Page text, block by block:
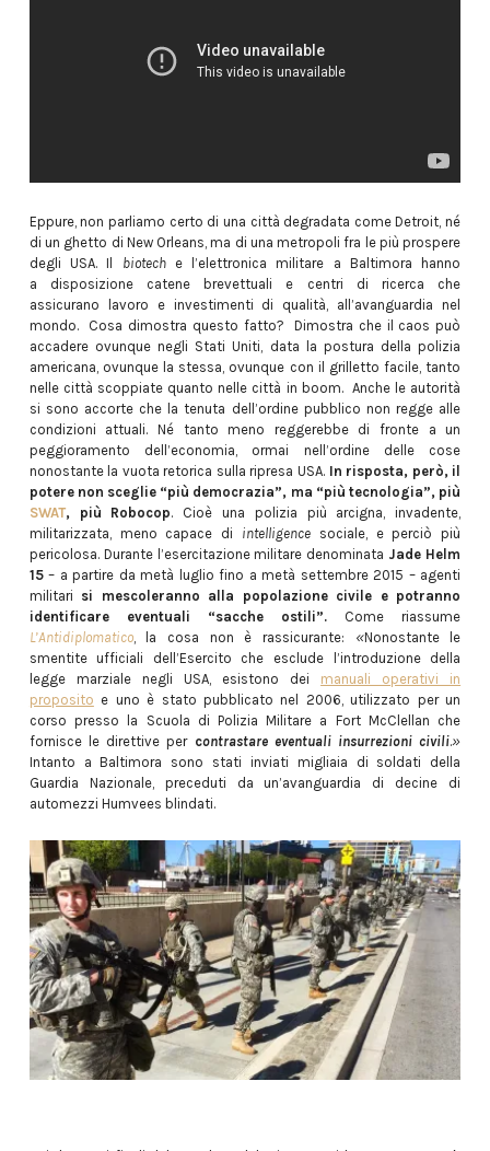
Eppure, non parliamo certo di una città degradata come Detroit, né
di un ghetto di New Orleans, ma di una metropoli fra le più prospere
degli USA. Il biotech e l’elettronica militare a Baltimora hanno
a disposizione catene brevettuali e centri di ricerca che
assicurano lavoro e investimenti di qualità, all’avanguardia nel
mondo. Cosa dimostra questo fatto? Dimostra che il caos può
accadere ovunque negli Stati Uniti, data la postura della polizia
americana, ovunque la stessa, ovunque con il grilletto facile, tanto
nelle città scoppiate quanto nelle città in boom. Anche le autorità
si sono accorte che la tenuta dell’ordine pubblico non regge alle
condizioni attuali. Né tanto meno reggerebbe di fronte a un
peggioramento dell’economia, ormai nell’ordine delle cose
nonostante la vuota retorica sulla ripresa USA. In risposta, però, il
potere non sceglie “più democrazia”, ma “più tecnologia”, più
SWAT, più Robocop. Cioè una polizia più arcigna, invadente,
militarizzata, meno capace di intelligence sociale, e perciò più
pericolosa. Durante l’esercitazione militare denominata Jade Helm
15– a partire da metà luglio fino a metà settembre 2015 – agenti
militari si mescoleranno alla popolazione civile e potranno
identificare eventuali “sacche ostili”. Come riassume
L’Antidiplomatico, la cosa non è rassicurante: «Nonostante le
smentite ufficiali dell’Esercito che esclude l’introduzione della
legge marziale negli USA, esistono dei manuali operativi in
proposito e uno è stato pubblicato nel 2006, utilizzato per un
corso presso la Scuola di Polizia Militare a Fort McClellan che
fornisce le direttive per contrastare eventuali insurrezioni civili.»
Intanto a Baltimora sono stati inviati migliaia di soldati della
Guardia Nazionale, preceduti da un’avanguardia di decine di
automezzi Humvees blindati.